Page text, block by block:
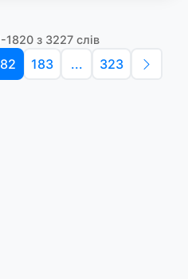
1820 з 3227 слів
183 ... 323